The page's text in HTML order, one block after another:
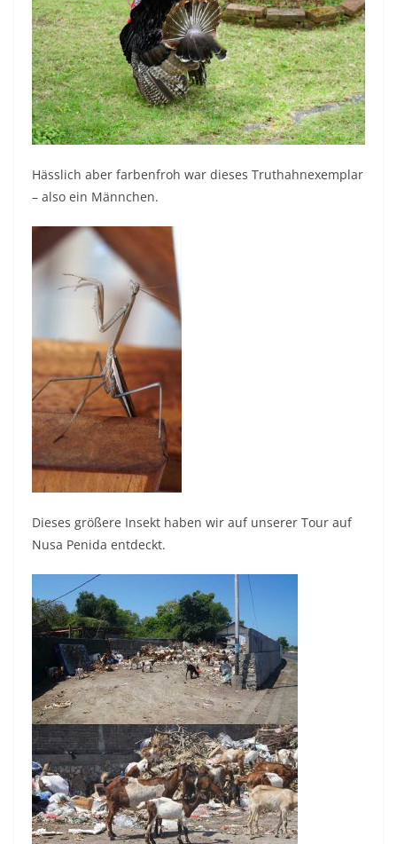
Hässlich aber farbenfroh war dieses Truthahnexemplar
– also ein Männchen.
Dieses größere Insekt haben wir auf unserer Tour auf
Nusa Penida entdeckt.